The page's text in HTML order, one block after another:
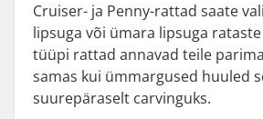
Cruiser- ja Penny-rattad saate
lipsuga või ümara lipsuga
tüüpi rattad annavad teile
samas kui ümmargused huuled
suurepäraselt carvinguks.